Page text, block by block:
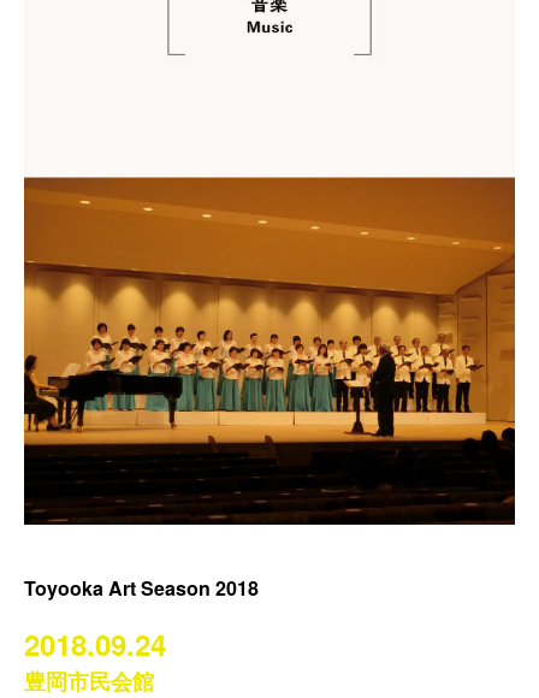
Toyooka Art Season 2018
2018.09.24
豊岡市民会館